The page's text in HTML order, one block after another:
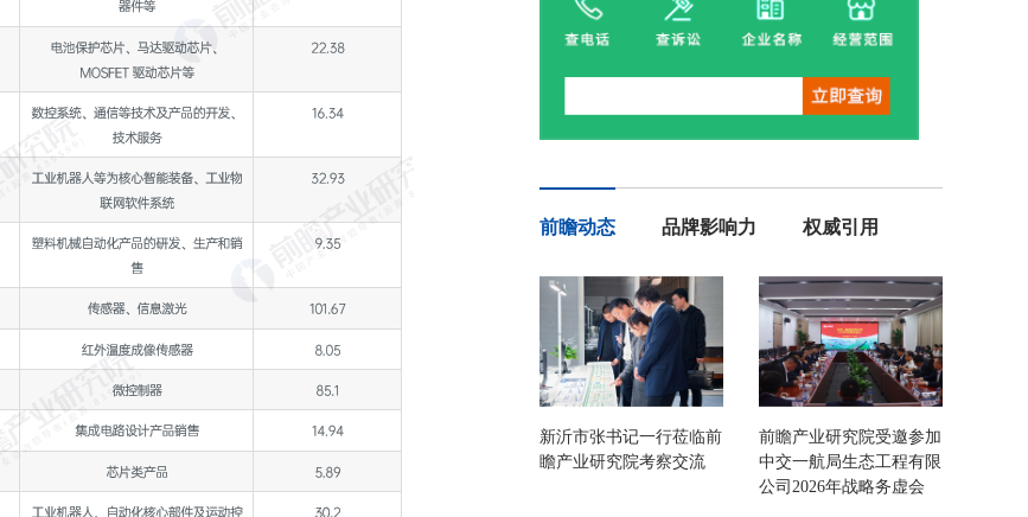
前瞻动态 品牌影响力 权威引用
新沂市张书记一行莅临前
瞻产业研究院考察交流
前瞻产业研究院受邀参加
中交一航局生态工程有限
公司2026年战略务虚会